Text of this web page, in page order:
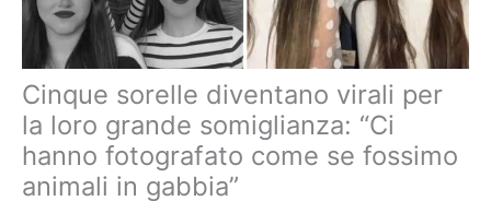
Cinque sorelle diventano virali per
la loro grande somiglianza: “Ci
hanno fotografato come se fossimo
animali in gabbia”